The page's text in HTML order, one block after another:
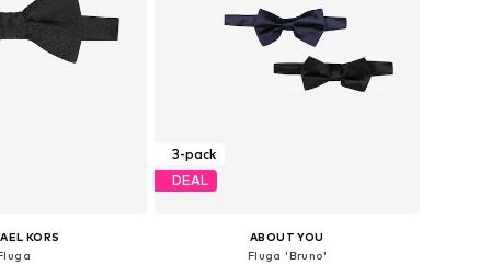
KORS
3-pack
DEAL
ABOUT YOU
Fluga 'Bruno'